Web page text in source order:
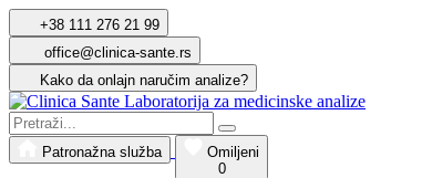
+38 111 276 21 99
office@clinica-sante.rs
Kako da onlajn naručim analize?
Patronažna služba
Omiljeni
0